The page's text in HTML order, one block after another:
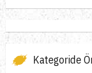
Kategoride